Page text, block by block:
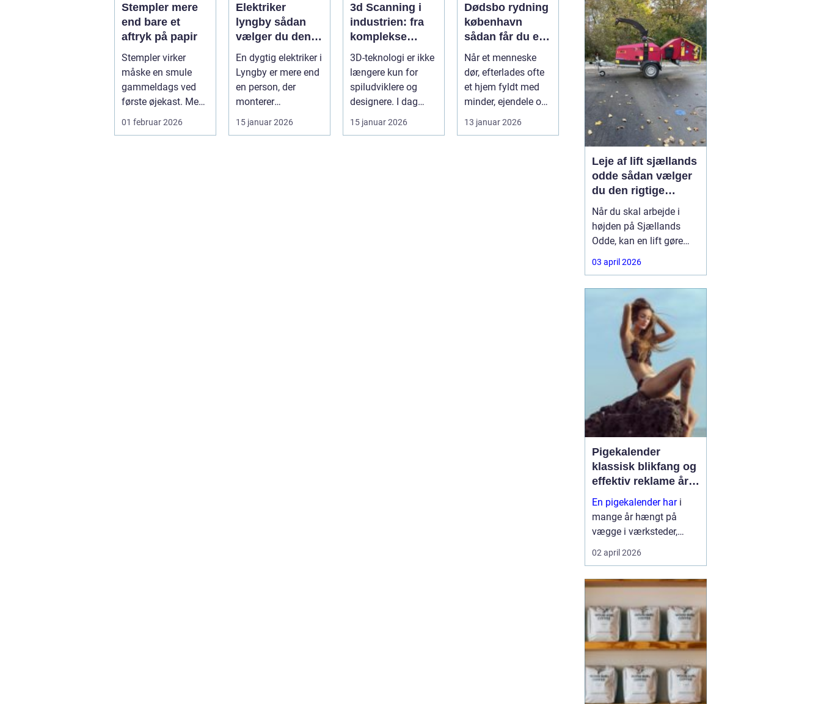
Stempler mere
end bare et
aftryk på papir
Stempler virker
måske en smule
gammeldags ved
første øjekast. Men i
mange
01 februar 2026
Elektriker
lyngby sådan
vælger du den
rigtige fagmand
En dygtig elektriker i
Lyngby er mere end
en person, der
monterer
stikkontakter. El-
installationer e...
15 januar 2026
3d Scanning i
industrien: fra
komplekse
anlæg til
præcise
beslutninger
3D-teknologi er ikke
længere kun for
spiludviklere og
designere. I dag
bruger en lang
række virksomh...
15 januar 2026
Dødsbo rydning
københavn
sådan får du et
trygt og
professionelt
forløb
Når et menneske
dør, efterlades ofte
et hjem fyldt med
minder, ejendele og
historie. For mange
pårør...
13 januar 2026
opdages forurening i
forbindelse med
anlægsarbejde.
Jordrensning handler
om at fjerne eller
reducere skadelige
stoffer ...
Leje af lift sjællands
odde sådan vælger
du den rigtige
løsning
Når du skal arbejde i
højden på Sjællands
Odde, kan en lift gøre
forskellen på en
besværlig og en
Hvad enten du skal
beskære træer, male
gavl, reparere tagrender
eller sætte nye skilte op,
03 april 2026
Pigekalender
klassisk blikfang og
effektiv reklame året
rundt
En pigekalender hari
mange år hængt på
vægge i værksteder,
lagerhaller og
frokoststuer over hele
et stykke tradition og
humor på
arbejdspladsen, for
andre er d...
02 april 2026